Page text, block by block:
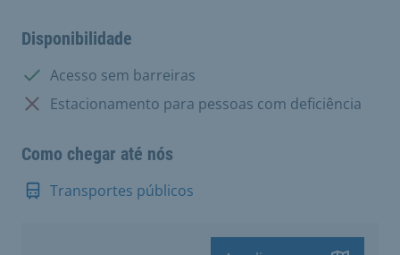
Disponibilidade
Disponível:
Acesso sem barreiras
Não disponível:
Estacionamento para pessoas com deficiência
Como chegar até nós
Transportes públicos